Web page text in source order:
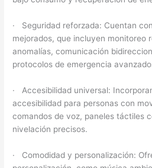
· Seguridad reforzada: Cuentan
mejorados, que incluyen monitoreo
anomalías, comunicación
protocolos de emergencia
· Accesibilidad universal:
accesibilidad para personas con
comandos de voz, paneles táctiles
nivelación precisos.
· Comodidad y personalización: